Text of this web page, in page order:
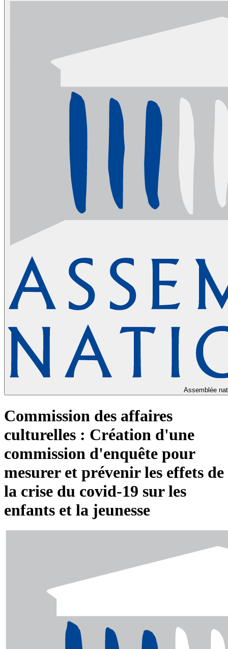
Assemblée
Commission des affaires
culturelles : Création d'une
commission d'enquête pour
mesurer et prévenir les effets de
la crise du covid-19 sur les
enfants et la jeunesse